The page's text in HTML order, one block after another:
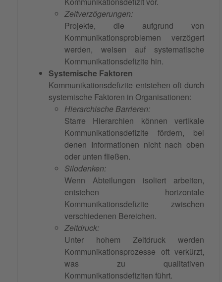
Zeitverzögerungen:
Projekte, die aufgrund von
Kommunikationsproblemen verzögert
werden, weisen auf systematische
Kommunikationsdefizite hin.
Systemische Faktoren
Kommunikationsdefizite entstehen oft durch
systemische Faktoren in Organisationen:
Hierarchische Barrieren:
Starre Hierarchien können vertikale
Kommunikationsdefizite fördern, bei
denen Informationen nicht nach oben
oder unten fließen.
Silodenken:
Wenn Abteilungen isoliert arbeiten,
entstehen horizontale
Kommunikationsdefizite zwischen
verschiedenen Bereichen.
Zeitdruck:
Unter hohem Zeitdruck werden
Kommunikationsprozesse oft verkürzt,
was zu qualitativen
Kommunikationsdefiziten führt.